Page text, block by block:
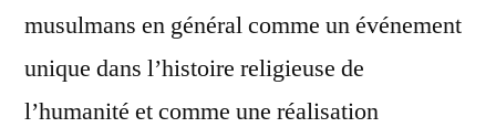
musulmans en général comme un événement
unique dans l’histoire religieuse de
l’humanité et comme une réalisation